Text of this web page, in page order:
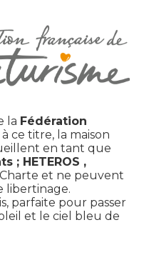
la Fédération
ce titre, la maison
en tant que
; HETEROS ,
et ne peuvent
libertinage.
parfaite pour passer
et le ciel bleu de